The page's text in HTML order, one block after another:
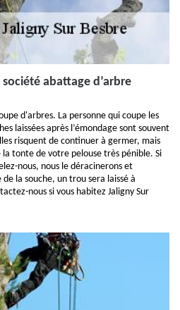
abattage d’arbre
d'arbres. La personne qui coupe les
laissées après l’émondage sont souvent
risquent de continuer à germer, mais
tonte de votre pelouse très pénible. Si
nous, nous le déracinerons et
la souche, un trou sera laissé à
nous si vous habitez Jaligny Sur